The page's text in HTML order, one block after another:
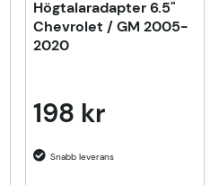
Högtalaradapter 6.5"
Chevrolet / GM 2005-
2020
198 kr